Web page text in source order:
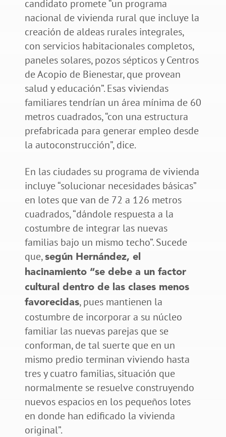
candidato promete “un programa
nacional de vivienda rural que incluye la
creación de aldeas rurales integrales,
con servicios habitacionales completos,
paneles solares, pozos sépticos y Centros
de Acopio de Bienestar, que provean
salud y educación”. Esas viviendas
familiares tendrían un área mínima de 60
metros cuadrados, “con una estructura
prefabricada para generar empleo desde
la autoconstrucción”, dice.
En las ciudades su programa de vivienda
incluye “solucionar necesidades básicas”
en lotes que van de 72 a 126 metros
cuadrados, “dándole respuesta a la
costumbre de integrar las nuevas
familias bajo un mismo techo”. Sucede
que, según Hernández, el
hacinamiento “se debe a un factor
cultural dentro de las clases menos
favorecidas, pues mantienen la
costumbre de incorporar a su núcleo
familiar las nuevas parejas que se
conforman, de tal suerte que en un
mismo predio terminan viviendo hasta
tres y cuatro familias, situación que
normalmente se resuelve construyendo
nuevos espacios en los pequeños lotes
en donde han edificado la vivienda
original”.